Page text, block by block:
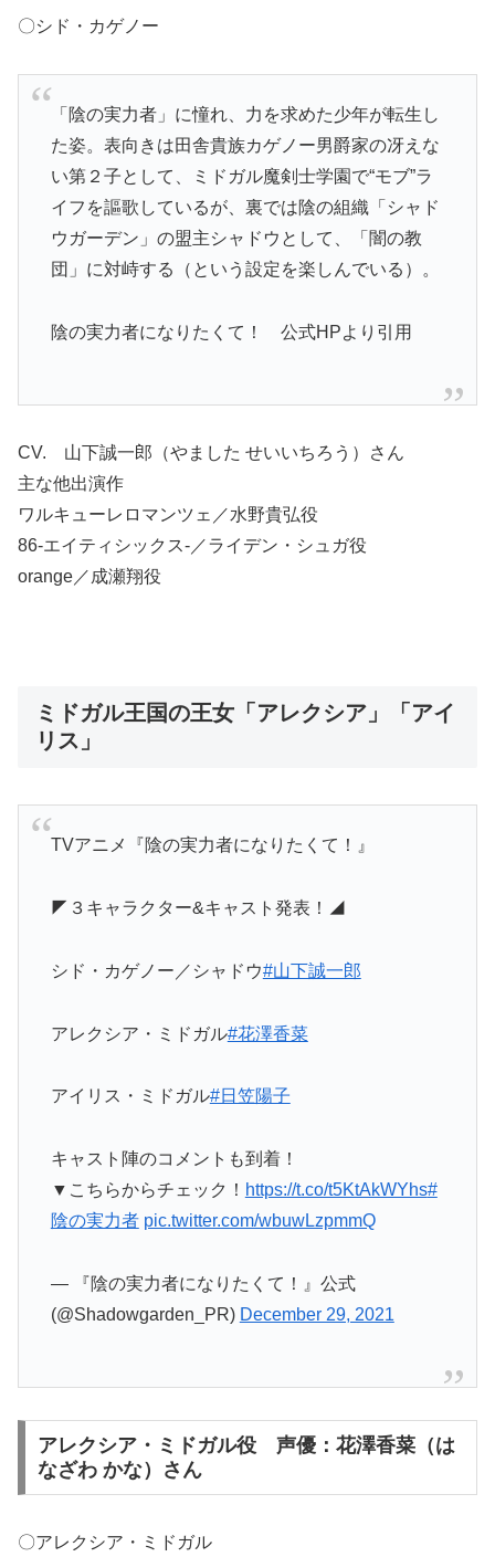
〇シド・カゲノー
「陰の実力者」に憧れ、力を求めた少年が転生し
た姿。表向きは田舎貴族カゲノー男爵家の冴えな
い第２子として、ミドガル魔剣士学園で“モブ”ラ
イフを謳歌しているが、裏では陰の組織「シャド
ウガーデン」の盟主シャドウとして、「闇の教
団」に対峙する（という設定を楽しんでいる）。
陰の実力者になりたくて！ 公式HPより引用
CV. 山下誠一郎（やました せいいちろう）さん
主な他出演作
ワルキューレロマンツェ／水野貴弘役
86-エイティシックス-／ライデン・シュガ役
orange／成瀬翔役
ミドガル王国の王女「アレクシア」「アイ
リス」
TVアニメ『陰の実力者になりたくて！』
◤３キャラクター&キャスト発表！◢
シド・カゲノー／シャドウ#山下誠一郎
アレクシア・ミドガル#花澤香菜
アイリス・ミドガル#日笠陽子
キャスト陣のコメントも到着！
▼こちらからチェック！ https://t.co/t5KtAkWYhs#
陰の実力者 pic.twitter.com/wbuwLzpmmQ
— 『陰の実力者になりたくて！』公式
(@Shadowgarden_PR) December 29, 2021
アレクシア・ミドガル役 声優：花澤香菜（は
なざわ かな）さん
〇アレクシア・ミドガル